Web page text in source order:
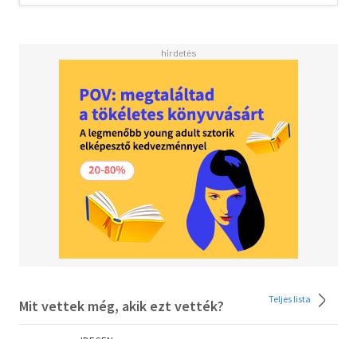
Mit vettek még, akik ezt vették? Teljes lista